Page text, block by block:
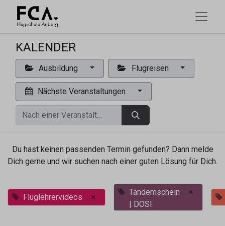
KALENDER
Ausbildung Flugreisen
Nächste Veranstaltungen
Du hast keinen passenden Termin gefunden? Dann melde
Dich gerne und wir suchen nach einer guten Lösung für Dich.
Fluglehrervideos ×
Tandemschein
| DOSI
×